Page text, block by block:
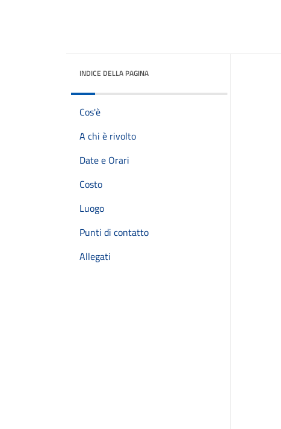
INDICE DELLA PAGINA
Cos'è
A chi è rivolto
Date e Orari
Costo
Luogo
Punti di contatto
Allegati